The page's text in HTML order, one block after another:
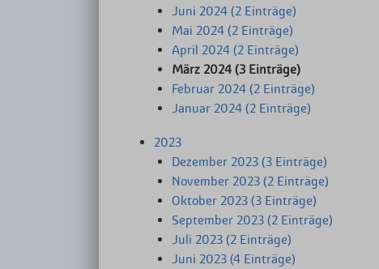
Juni 2024 (2 Einträge)
Mai 2024 (2 Einträge)
April 2024 (2 Einträge)
März 2024 (3 Einträge)
Februar 2024 (2 Einträge)
Januar 2024 (2 Einträge)
2023
Dezember 2023 (3 Einträge)
November 2023 (2 Einträge)
Oktober 2023 (3 Einträge)
September 2023 (2 Einträge)
Juli 2023 (2 Einträge)
Juni 2023 (4 Einträge)